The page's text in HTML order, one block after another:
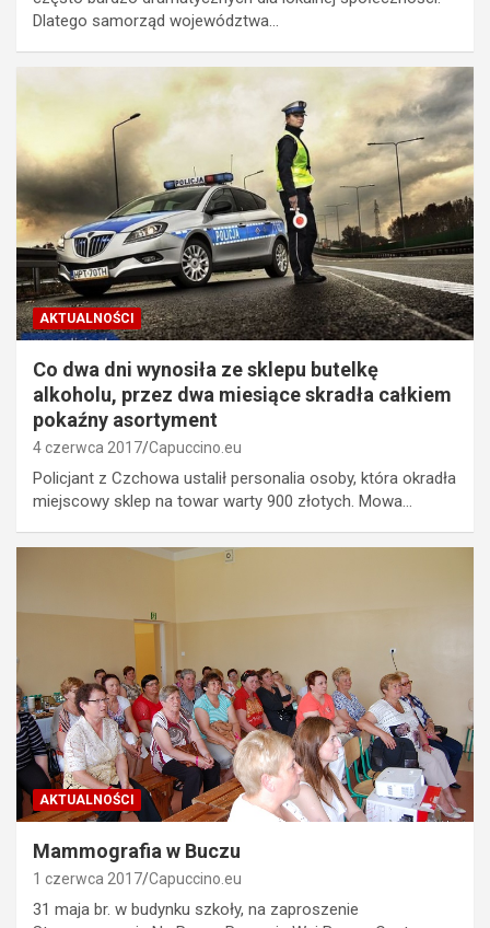
Dlatego samorząd województwa…
AKTUALNOŚCI
Co dwa dni wynosiła ze sklepu butelkę
alkoholu, przez dwa miesiące skradła całkiem
pokaźny asortyment
4 czerwca 2017 Capuccino.eu
Policjant z Czchowa ustalił personalia osoby, która okradła
miejscowy sklep na towar warty 900 złotych. Mowa…
AKTUALNOŚCI
Mammografia w Buczu
1 czerwca 2017 Capuccino.eu
31 maja br. w budynku szkoły, na zaproszenie